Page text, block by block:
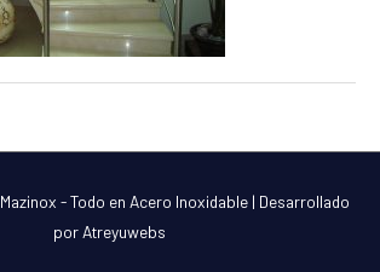
Mazinox - Todo en Acero Inoxidable| Desarrollado
por Atreyuwebs